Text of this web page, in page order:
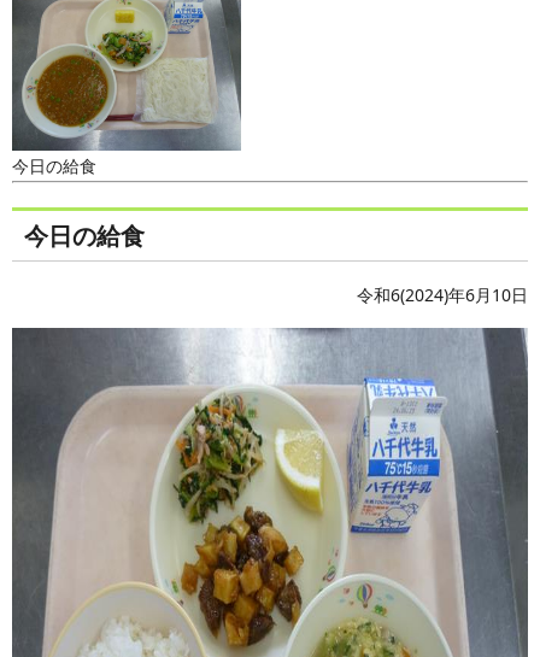
今日の給食
今日の給食
令和6(2024)年6月10日